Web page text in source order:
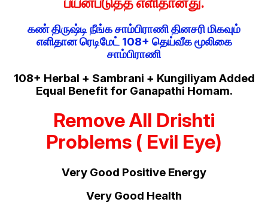
கண் திருஷ்டி நீங்க சாம்பிராணி தினசரி மிகவும்
எளிதான ரெடிமேட் 108+ தெய்வீக மூலிகை
சாம்பிராணி
108+ Herbal + Sambrani + Kungiliyam Added
Equal Benefit for Ganapathi Homam.
Remove All Drishti
Problems ( Evil Eye)
Very Good Positive Energy
Very Good Health